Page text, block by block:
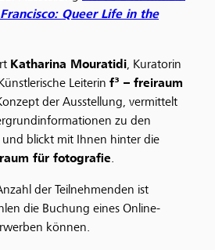
Francisco: Queer Life in the
Katharina Mouratidi, Kuratorin
Leiterin f³ – freiraum
der Ausstellung, vermittelt
zu den
blickt mit Ihnen hinter die
für fotografie.
der Teilnehmenden ist
die Buchung eines Online-
können.